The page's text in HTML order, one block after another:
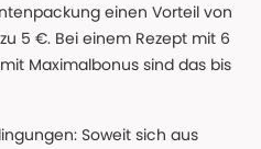
einen Vorteil von
5 €. Bei einem Rezept mit 6
Maximalbonus sind das bis
Soweit sich aus